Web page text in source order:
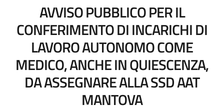
AVVISO PUBBLICO PER IL
CONFERIMENTO DI INCARICHI DI
LAVORO AUTONOMO COME
MEDICO, ANCHE IN QUIESCENZA,
DA ASSEGNARE ALLA SSD AAT
MANTOVA